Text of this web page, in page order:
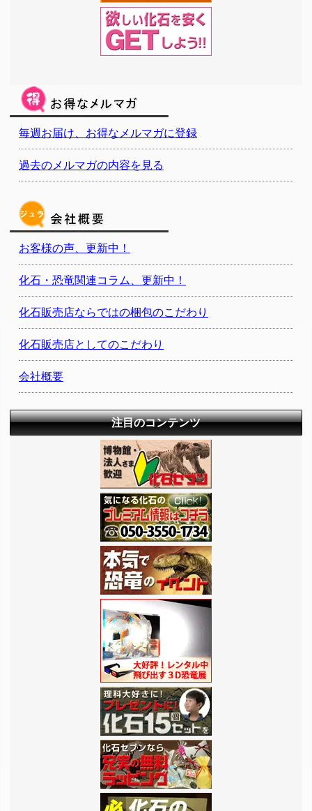
毎週お届け、お得なメルマガに登録
過去のメルマガの内容を見る
お客様の声、更新中！
化石・恐竜関連コラム、更新中！
化石販売店ならではの梱包のこだわり
化石販売店としてのこだわり
会社概要
注目のコンテンツ